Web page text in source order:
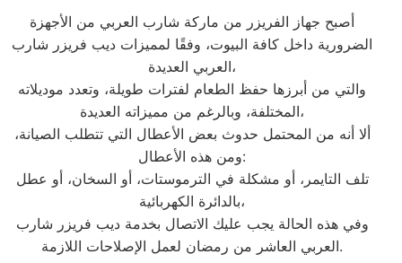
أصبح جهاز الفريزر من ماركة شارب العربي من الأجهزة
الضرورية داخل كافة البيوت، وفقًا لمميزات ديب فريزر شارب
العربي العديدة،
والتي من أبرزها حفظ الطعام لفترات طويلة، وتعدد موديلاته
المختلفة، وبالرغم من مميزاته العديدة،
ألا أنه من المحتمل حدوث بعض الأعطال التي تتطلب الصيانة،
ومن هذه الأعطال:
تلف التايمر، أو مشكلة في الترموستات، أو السخان، أو عطل
بالدائرة الكهربائية،
وفي هذه الحالة يجب عليك الاتصال بخدمة ديب فريزر شارب
العربي العاشر من رمضان لعمل الإصلاحات اللازمة.